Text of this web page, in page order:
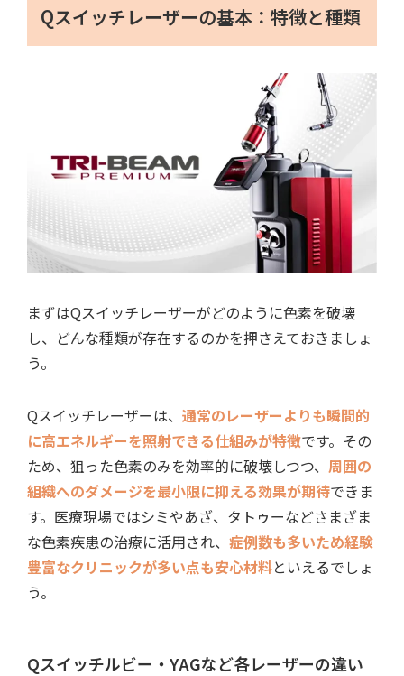
Qスイッチレーザーの基本：特徴と種類
まずはQスイッチレーザーがどのように色素を破壊
し、どんな種類が存在するのかを押さえておきましょ
う。
Qスイッチレーザーは、 通常のレーザーよりも瞬間的
に高エネルギーを照射できる仕組みが特徴です。その
ため、狙った色素のみを効率的に破壊しつつ、 周囲の
組織へのダメージを最小限に抑える効果が期待できま
す。医療現場ではシミやあざ、タトゥーなどさまざま
な色素疾患の治療に活用され、 症例数も多いため経験
豊富なクリニックが多い点も安心材料といえるでしょ
う。
Qスイッチルビー・YAGなど各レーザーの違い